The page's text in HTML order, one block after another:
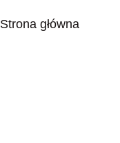
Strona główna